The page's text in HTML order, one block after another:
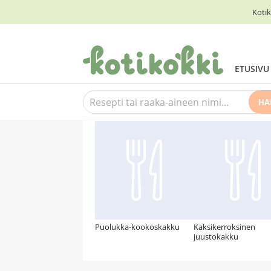
ETUSIVU
Suosittelemme myös
Puolukka-kookoskakku
Kaksikerroksinen
juustokakku